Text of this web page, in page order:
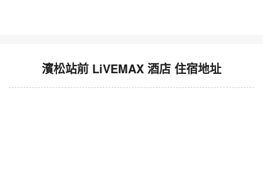
濱松站前 LiVEMAX 酒店 住宿地址